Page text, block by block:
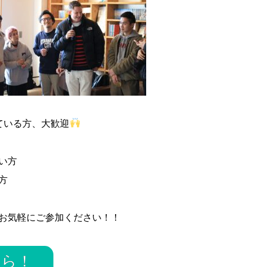
る方、大歓迎
方
気軽にご参加ください！！
！